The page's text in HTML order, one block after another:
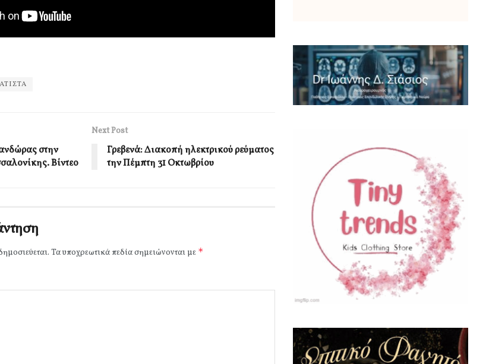
στην
Βίντεο
Next Post
Γρεβενά: Διακοπή ηλεκτρικού ρεύματος
την Πέμπτη 31 Οκτωβρίου
Τα υποχρεωτικά πεδία σημειώνονται με *